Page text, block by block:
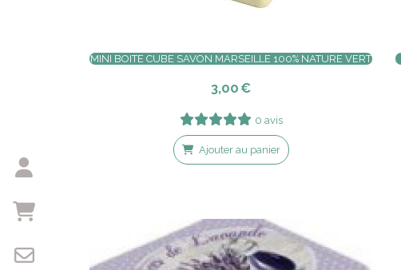
MINI BOITE CUBE SAVON MARSEILLE 100% NATURE VERT
3,00 €
0 avis
Ajouter au panier